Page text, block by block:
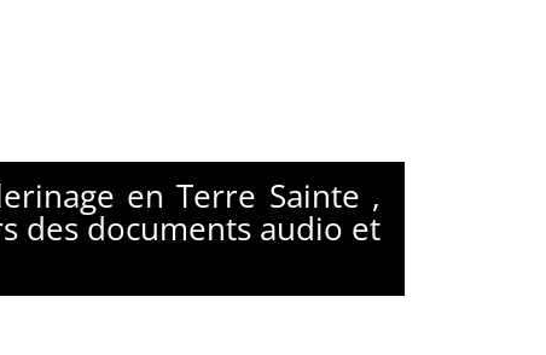
en Terre Sainte ,
des documents audio et